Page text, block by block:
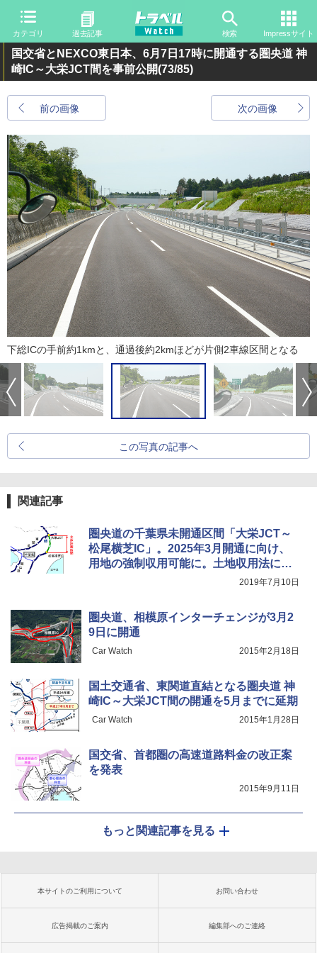
カテゴリ 過去記事 検索 Impressサイト
国交省とNEXCO東日本、6月7日17時に開通する圏央道 神
崎IC～大栄JCT間を事前公開(73/85)
前の画像 次の画像
下総ICの手前約1kmと、通過後約2kmほどが片側2車線区間となる
この写真の記事へ
関連記事
圏央道の千葉県未開通区間「大栄JCT～
松尾横芝IC」。2025年3月開通に向け、
用地の強制収用可能に。土地収用法に基
2019年7月10日
圏央道、相模原インターチェンジが3月2
9日に開通
Car Watch 2015年2月18日
国土交通省、東関道直結となる圏央道 神
崎IC～大栄JCT間の開通を5月までに延期
Car Watch 2015年1月28日
国交省、首都圏の高速道路料金の改正案
を発表
2015年9月11日
もっと関連記事を見る
本サイトのご利用について お問い合わせ
広告掲載のご案内 編集部へのご連絡